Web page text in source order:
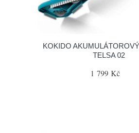
KOKIDO
TELSA 02
1 799 Kč